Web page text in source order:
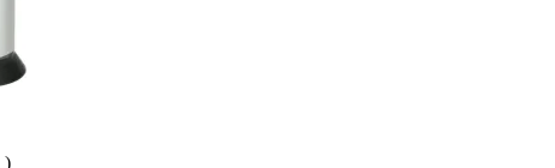
)